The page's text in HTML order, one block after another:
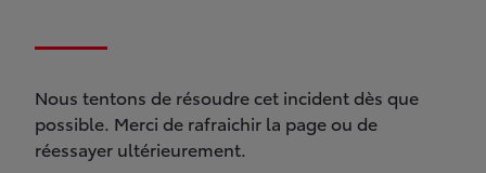
Nous tentons de résoudre cet incident dès que
possible. Merci de rafraichir la page ou de
réessayer ultérieurement.